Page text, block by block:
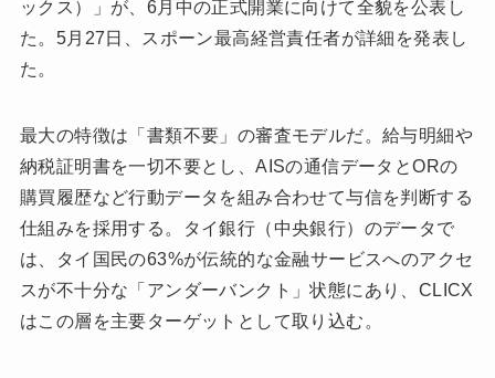
ックス）」が、6月中の正式開業に向けて全貌を公表し
た。5月27日、スポーン最高経営責任者が詳細を発表し
た。
最大の特徴は「書類不要」の審査モデルだ。給与明細や
納税証明書を一切不要とし、AISの通信データとORの
購買履歴など行動データを組み合わせて与信を判断する
仕組みを採用する。タイ銀行（中央銀行）のデータで
は、タイ国民の63%が伝統的な金融サービスへのアクセ
スが不十分な「アンダーバンクト」状態にあり、CLICX
はこの層を主要ターゲットとして取り込む。